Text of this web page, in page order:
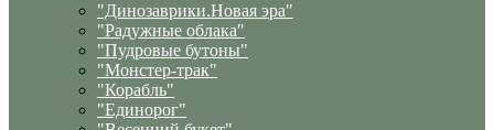
"Динозаврики.Новая эра"
"Радужные облака"
"Пудровые бутоны"
"Монстер-трак"
"Корабль"
"Единорог"